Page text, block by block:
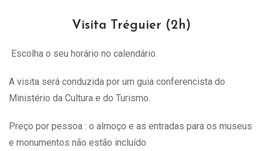
Visita Tréguier (2h)
Escolha o seu horário no calendário.
A visita será conduzida por um guia conferencista do
Ministério da Cultura e do Turismo.
Preço por pessoa : o almoço e as entradas para os museus
e monumentos não estão incluído.